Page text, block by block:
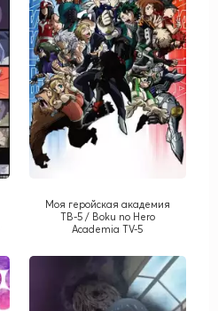
Моя геройская академия
ТВ-5 / Boku no Hero
Academia TV-5